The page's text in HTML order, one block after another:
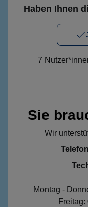
Haben Ihnen
7
Sie
Wir
Montag -